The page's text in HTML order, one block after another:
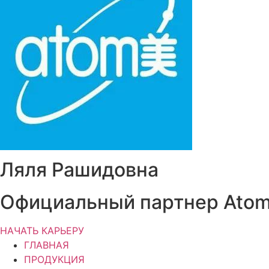
Ляля Рашидовна
Официальный партнер
НАЧАТЬ КАРЬЕРУ
ГЛАВНАЯ
ПРОДУКЦИЯ